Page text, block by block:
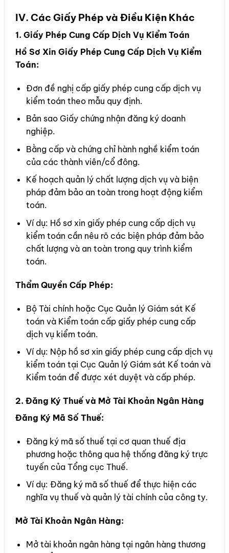
IV. Các Giấy Phép và Điều Kiện Khác
1. Giấy Phép Cung Cấp Dịch Vụ Kiểm Toán
Hồ Sơ Xin Giấy Phép Cung Cấp Dịch Vụ Kiểm
Toán:
Đơn đề nghị cấp giấy phép cung cấp dịch vụ
kiểm toán theo mẫu quy định.
Bản sao Giấy chứng nhận đăng ký doanh
nghiệp.
Bằng cấp và chứng chỉ hành nghề kiểm toán
của các thành viên/cổ đông.
Kế hoạch quản lý chất lượng dịch vụ và biện
pháp đảm bảo an toàn trong hoạt động kiểm
toán.
Ví dụ: Hồ sơ xin giấy phép cung cấp dịch vụ
kiểm toán cần nêu rõ các biện pháp đảm bảo
chất lượng và an toàn trong quy trình kiểm
toán.
Thẩm Quyền Cấp Phép:
Bộ Tài chính hoặc Cục Quản lý Giám sát Kế
toán và Kiểm toán cấp giấy phép cung cấp
dịch vụ kiểm toán.
Ví dụ: Nộp hồ sơ xin giấy phép cung cấp dịch vụ
kiểm toán tại Cục Quản lý Giám sát Kế toán và
Kiểm toán để được xét duyệt và cấp phép.
2. Đăng Ký Thuế và Mở Tài Khoản Ngân Hàng
Đăng Ký Mã Số Thuế:
Đăng ký mã số thuế tại cơ quan thuế địa
phương hoặc thông qua hệ thống đăng ký trực
tuyến của Tổng cục Thuế.
Ví dụ: Đăng ký mã số thuế để thực hiện các
nghĩa vụ thuế và quản lý tài chính của công ty.
Mở Tài Khoản Ngân Hàng:
Mở tài khoản ngân hàng tại ngân hàng thương